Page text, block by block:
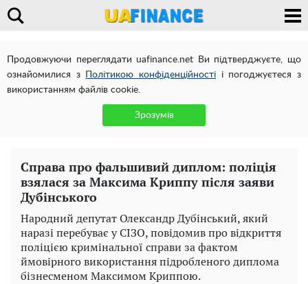
Продовжуючи переглядати uafinance.net Ви підтверджуєте, що
ознайомилися з
Політикою конфіденційності і погоджуєтеся з
використанням файлів cookie.
Зрозумів
Справа про фальшивий диплом: поліція
взялася за Максима Криппу після заяви
Дубінського
Народний депутат Олександр Дубінський, який
наразі перебуває у СІЗО, повідомив про відкриття
поліцією кримінальної справи за фактом
ймовірного використання підробленого диплома
бізнесменом Максимом Криппою.